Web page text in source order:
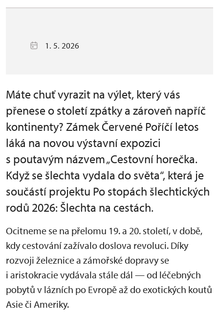
1. 5. 2026
Máte chuť vyrazit na výlet, který vás
přenese o století zpátky a zároveň napříč
kontinenty? Zámek Červené Poříčí letos
láká na novou výstavní expozici
s poutavým názvem „Cestovní horečka.
Když se šlechta vydala do světa“, která je
součástí projektu Po stopách šlechtických
rodů 2026: Šlechta na cestách.
Ocitneme se na přelomu 19. a 20. století, v době,
kdy cestování zažívalo doslova revoluci. Díky
rozvoji železnice a zámořské dopravy se
i aristokracie vydávala stále dál — od léčebných
pobytů v lázních po Evropě až do exotických koutů
Asie či Ameriky.